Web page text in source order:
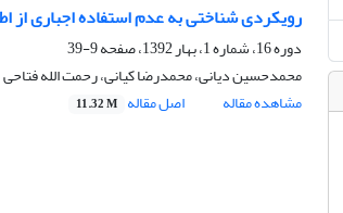
رویکردی شناختی به عدم استفاده اجباری از
دوره 16، شماره 1، بهار 1392، صفحه
9-39
محمدحسین دیانی، محمدرضا کیانی، رحمت الله فتاحی
مشاهده مقاله
اصل مقاله 11.32 M